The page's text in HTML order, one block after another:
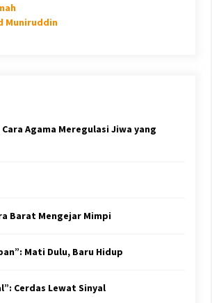
Muniruddin
Cara Agama Meregulasi Jiwa yang
Barat Mengejar Mimpi
Mati Dulu, Baru Hidup
Cerdas Lewat Sinyal